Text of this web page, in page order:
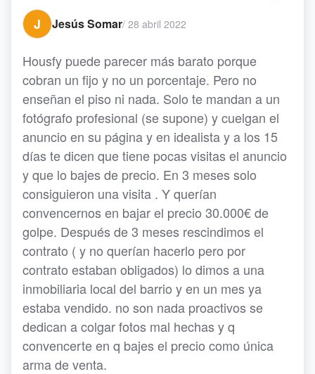
J
Jesús Somar/ 28 abril 2022
Housfy puede parecer más barato porque
cobran un fijo y no un porcentaje. Pero no
enseñan el piso ni nada. Solo te mandan a un
fotógrafo profesional (se supone) y cuelgan el
anuncio en su página y en idealista y a los 15
días te dicen que tiene pocas visitas el anuncio
y que lo bajes de precio. En 3 meses solo
consiguieron una visita . Y querían
convencernos en bajar el precio 30.000€ de
golpe. Después de 3 meses rescindimos el
contrato ( y no querían hacerlo pero por
contrato estaban obligados) lo dimos a una
inmobiliaria local del barrio y en un mes ya
estaba vendido. no son nada proactivos se
dedican a colgar fotos mal hechas y q
convencerte en q bajes el precio como única
arma de venta.